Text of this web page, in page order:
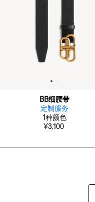
BB细腰带
定制服务
1种颜色
¥3,100